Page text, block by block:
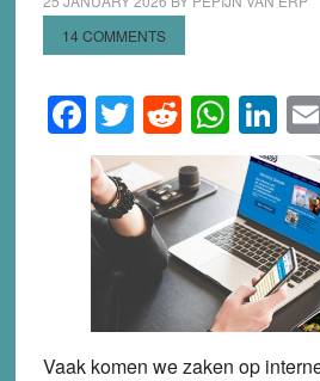
14 COMMENTS
Facebook
Twitter
Reddit
Vaak komen we zaken op